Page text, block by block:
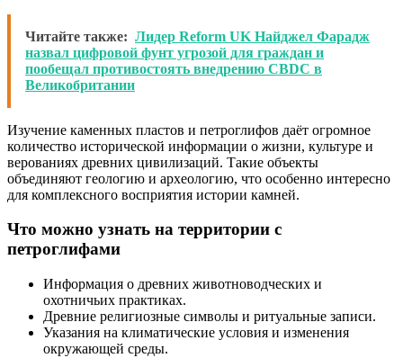
Читайте также: Лидер Reform UK Найджел Фарадж
назвал цифровой фунт угрозой для граждан и
пообещал противостоять внедрению CBDC в
Великобритании
Изучение каменных пластов и петроглифов даёт огромное
количество исторической информации о жизни, культуре и
верованиях древних цивилизаций. Такие объекты
объединяют геологию и археологию, что особенно интересно
для комплексного восприятия истории камней.
Что можно узнать на территории с
петроглифами
Информация о древних животноводческих и
охотничьих практиках.
Древние религиозные символы и ритуальные записи.
Указания на климатические условия и изменения
окружающей среды.